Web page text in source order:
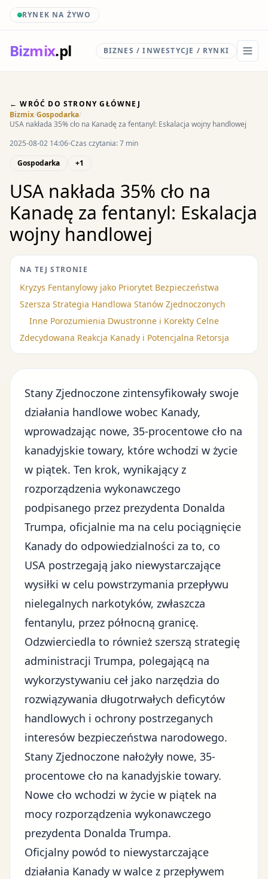
RYNEK NA ŻYWO
Bizmix.pl BIZNES / INWESTYCJE / RYNKI
← WRÓĆ DO STRONY GŁÓWNEJ
Bizmix/Gospodarka/
USA nakłada 35% cło na Kanadę za fentanyl: Eskalacja wojny handlowej
2025-08-02 14:06 Czas czytania: 7 min
Gospodarka
+1
USA nakłada 35% cło na
Kanadę za fentanyl: Eskalacja
wojny handlowej
NA TEJ STRONIE
Kryzys Fentanylowy jako Priorytet Bezpieczeństwa
Szersza Strategia Handlowa Stanów Zjednoczonych
Inne Porozumienia Dwustronne i Korekty Celne
Zdecydowana Reakcja Kanady i Potencjalna Retorsja
Stany Zjednoczone zintensyfikowały swoje
działania handlowe wobec Kanady,
wprowadzając nowe, 35-procentowe cło na
kanadyjskie towary, które wchodzi w życie
w piątek. Ten krok, wynikający z
rozporządzenia wykonawczego
podpisanego przez prezydenta Donalda
Trumpa, oficjalnie ma na celu pociągnięcie
Kanady do odpowiedzialności za to, co
USA postrzegają jako niewystarczające
wysiłki w celu powstrzymania przepływu
nielegalnych narkotyków, zwłaszcza
fentanylu, przez północną granicę.
Odzwierciedla to również szerszą strategię
administracji Trumpa, polegającą na
wykorzystywaniu ceł jako narzędzia do
rozwiązywania długotrwałych deficytów
handlowych i ochrony postrzeganych
interesów bezpieczeństwa narodowego.
Stany Zjednoczone nałożyły nowe, 35-
procentowe cło na kanadyjskie towary.
Nowe cło wchodzi w życie w piątek na
mocy rozporządzenia wykonawczego
prezydenta Donalda Trumpa.
Oficjalny powód to niewystarczające
działania Kanady w walce z przepływem